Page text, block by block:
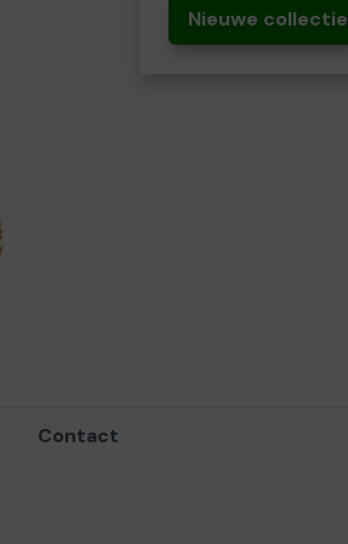
Nieuwe collectie
Contact